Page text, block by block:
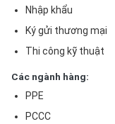
Nhập khẩu
Ký gửi thương mại
Thi công kỹ thuật
Các ngành hàng:
PPE
PCCC